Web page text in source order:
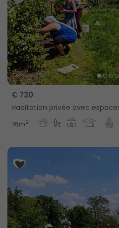
€ 730
Habitation privée avec
76m2